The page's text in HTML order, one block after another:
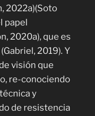
2022a)(Soto
papel
2020a), que es
2019). Y
visión que
re-conociendo
y
de resistencia